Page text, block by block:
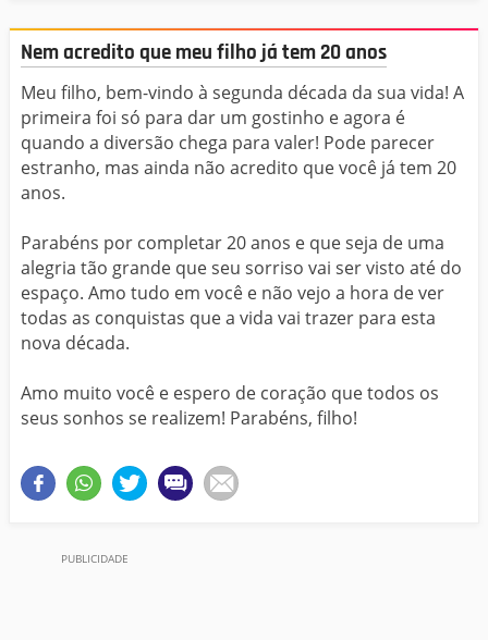
Nem acredito que meu filho já tem 20 anos
Meu filho, bem-vindo à segunda década da sua vida! A
primeira foi só para dar um gostinho e agora é
quando a diversão chega para valer! Pode parecer
estranho, mas ainda não acredito que você já tem 20
anos.
Parabéns por completar 20 anos e que seja de uma
alegria tão grande que seu sorriso vai ser visto até do
espaço. Amo tudo em você e não vejo a hora de ver
todas as conquistas que a vida vai trazer para esta
nova década.
Amo muito você e espero de coração que todos os
seus sonhos se realizem! Parabéns, filho!